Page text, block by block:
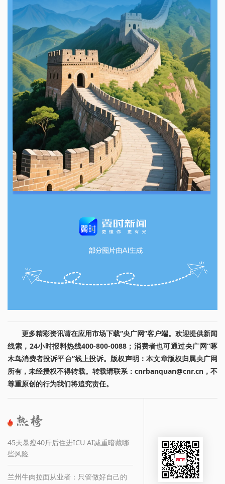
更多精彩资讯请在应用市场下载“央广网”客户端。欢迎提供新闻
线索，24小时报料热线400-800-0088；消费者也可通过央广网“啄
木鸟消费者投诉平台”线上投诉。版权声明：本文章版权归属央广网
所有，未经授权不得转载。转载请联系：cnrbanquan@cnr.cn，不
尊重原创的行为我们将追究责任。
45天暴瘦40斤后住进ICU AI减重暗藏哪
些风险
兰州牛肉拉面从业者：只管做好自己的